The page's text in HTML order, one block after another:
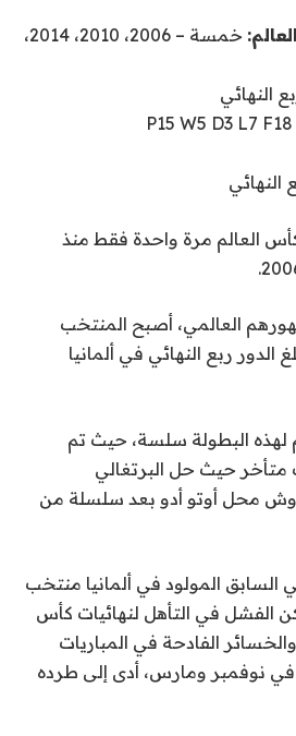
خمسة – 2006، 2010، 2014،
النهائي
العالم مرة واحدة فقط منذ
العالمي، أصبح المنتخب
الدور ربع النهائي في ألمانيا
البطولة سلسة، حيث تم
حيث حل البرتغالي
محل أوتو أدو بعد سلسلة من
السابق المولود في ألمانيا منتخب
في قطر 2022، لكن الفشل في التأهل لنهائيات كأس
والخسائر الفادحة في المباريات
في نوفمبر ومارس، أدى إلى طرده